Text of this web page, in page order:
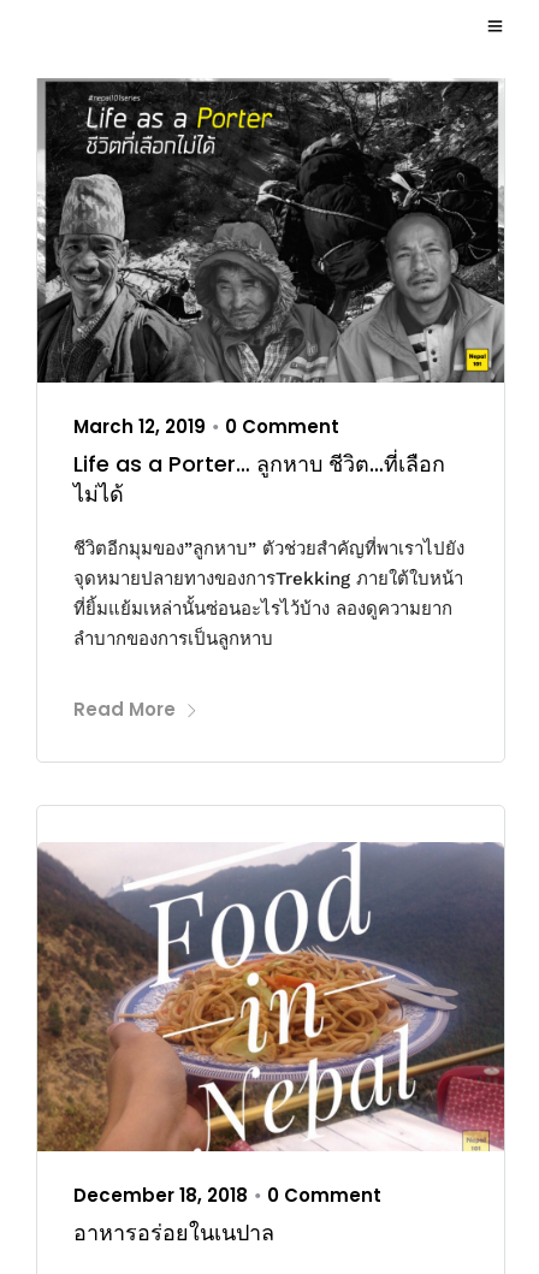
March 12, 2019 • 0 Comment
Life as a Porter… ลูกหาบ ชีวิต…ที่เลือก
ไม่ได้
ชีวิตอีกมุมของ”ลูกหาบ” ตัวช่วยสำคัญที่พาเราไปยัง
จุดหมายปลายทางของการTrekking ภายใต้ใบหน้า
ที่ยิ้มแย้มเหล่านั้นซ่อนอะไรไว้บ้าง ลองดูความยาก
ลำบากของการเป็นลูกหาบ
Read More
December 18, 2018 • 0 Comment
อาหารอร่อยในเนปาล